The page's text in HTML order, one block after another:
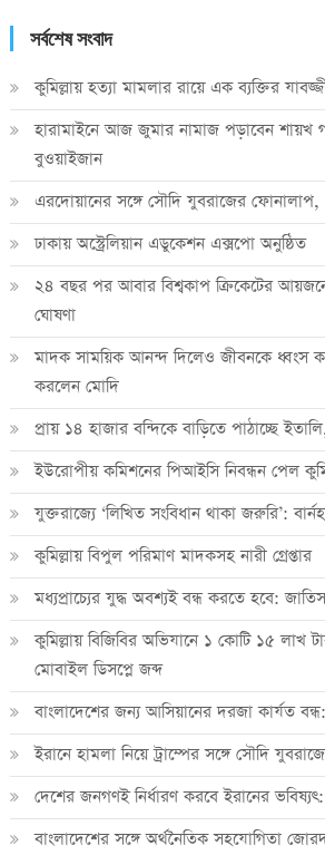
সর্বশেষ সংবাদ
কুমিল্লায় হত্যা মামলার রায়ে এক ব্যক্তির
হারামাইনে আজ জুমার নামাজ পড়াবেন শায়খ
বুওয়াইজান
এরদোয়ানের সঙ্গে সৌদি যুবরাজের
ঢাকায় অস্ট্রেলিয়ান এডুকেশন এক্সপো অনুষ্ঠিত
২৪ বছর পর আবার বিশ্বকাপ ক্রিকে‌টের
ঘোষণা
মাদক সাময়িক আনন্দ দিলেও জীবনকে ধ্বংস
করলেন মোদি
প্রায় ১৪ হাজার বন্দিকে বাড়িতে পাঠাচ্ছে
ইউরোপীয় কমিশনের পিআইসি নিবন্ধন পেল
যুক্তরাজ্যে ‘লিখিত সংবিধান থাকা জরুরি’:
কুমিল্লায় বিপুল পরিমাণ মাদকসহ নারী গ্রেপ্তার
মধ্যপ্রাচ্যের যুদ্ধ অবশ্যই বন্ধ করতে হবে:
কুমিল্লায় বিজিবির অভিযানে ১ কোটি ১৫ লাখ
মোবাইল ডিসপ্লে জব্দ
বাংলাদেশের জন্য আসিয়ানের দরজা কার্যত
ইরানে হামলা নিয়ে ট্রাম্পের সঙ্গে সৌদি
দেশের জনগণই নির্ধারণ করবে ইরানের
বাংলাদেশের সঙ্গে অর্থনৈতিক সহযোগিতা